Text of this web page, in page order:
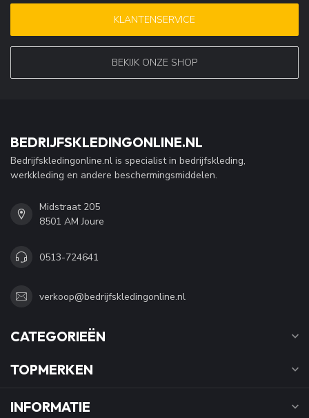
KLANTENSERVICE
BEKIJK ONZE SHOP
BEDRIJFSKLEDINGONLINE.NL
Bedrijfskledingonline.nl is specialist in bedrijfskleding,
werkkleding en andere beschermingsmiddelen.
Midstraat 205
8501 AM Joure
0513-724641
verkoop@bedrijfskledingonline.nl
CATEGORIEËN
TOPMERKEN
INFORMATIE